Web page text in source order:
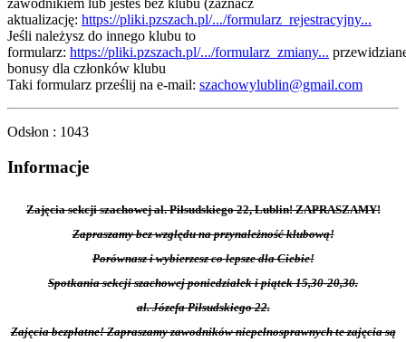
aktualizację: https://pliki.pzszach.pl/.../formularz_rejestracyjny...
Jeśli należysz do innego klubu to
formularz: https://pliki.pzszach.pl/.../formularz_zmiany...
bonusy dla członków klubu
Taki formularz prześlij na e-mail: szachowylublin@gmail.com
Odsłon : 1043
Informacje
Zajęcia sekcji szachowej al. Piłsudskiego 22, Lublin! ZAPRASZAMY!
Zapraszamy bez względu na przynależność klubową!
Porównasz i wybierzesz co lepsze dla Ciebie!
Spotkania sekcji szachowej poniedziałek i piątek 15,30-20,30.
al. Józefa Piłsudskiego 22.
Zajęcia bezpłatne! Zapraszamy zawodników niepełnosprawnych te zajęcia są